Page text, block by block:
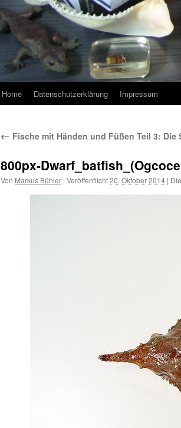
Home Datenschutzerklärung Impressum
← Fische mit Händen und Füßen Teil 3: Die
800px-
Von Markus Bühler | Veröffentlicht20. Oktober 2014 |